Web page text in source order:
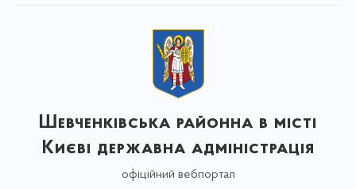
Шевченківська районна в місті
Києві державна адміністрація
офіційний вебпортал